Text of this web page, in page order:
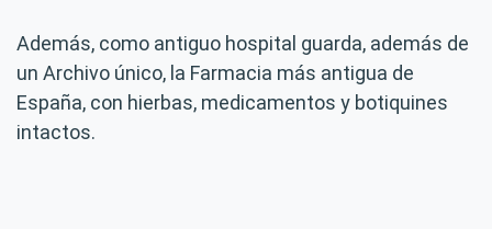
Además, como antiguo hospital guarda, además de
un Archivo único, la Farmacia más antigua de
España, con hierbas, medicamentos y botiquines
intactos.